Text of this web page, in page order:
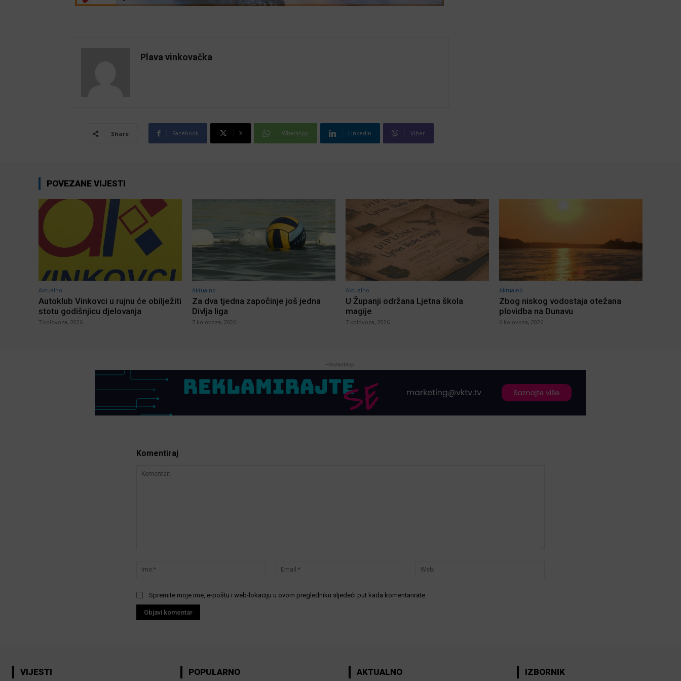
Plava vinkovačka
Share Facebook X WhatsApp Linkedin Viber
POVEZANE VIJESTI
Aktualno
Autoklub Vinkovci u rujnu će obilježiti
stotu godišnjicu djelovanja
7 kolovoza, 2026
Aktualno
Za dva tjedna započinje još jedna
Divlja liga
7 kolovoza, 2026
Aktualno
U Županji održana Ljetna škola
magije
7 kolovoza, 2026
Aktualno
Zbog niskog vodostaja otežana
plovidba na Dunavu
6 kolovoza, 2026
-Marketing-
Komentiraj
Ime:*
Email:*
Spremite moje ime, e-poštu i web-lokaciju u ovom pregledniku sljedeći put kada komentarirate.
VIJESTI POPULARNO AKTUALNO IZBORNIK